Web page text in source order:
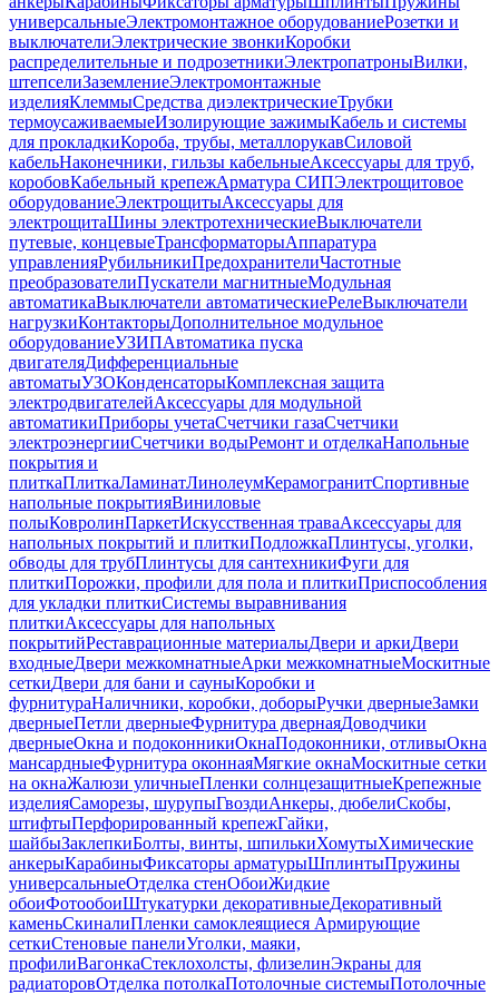
универсальныеЭлектромонтажное оборудованиеРозетки и
выключателиЭлектрические звонкиКоробки
распределительные и подрозетникиЭлектропатроныВилки,
штепселиЗаземлениеЭлектромонтажные
изделияКлеммыСредства диэлектрическиеТрубки
термоусаживаемыеИзолирующие зажимыКабель и системы
для прокладкиКороба, трубы, металлорукавСиловой
кабельНаконечники, гильзы кабельныеАксессуары для труб,
коробовКабельный крепежАрматура СИПЭлектрощитовое
оборудованиеЭлектрощитыАксессуары для
электрощитаШины электротехническиеВыключатели
путевые, концевыеТрансформаторыАппаратура
управленияРубильникиПредохранителиЧастотные
преобразователиПускатели магнитныеМодульная
автоматикаВыключатели автоматическиеРелеВыключатели
нагрузкиКонтакторыДополнительное модульное
оборудованиеУЗИПАвтоматика пуска
двигателяДифференциальные
автоматыУЗОКонденсаторыКомплексная защита
электродвигателейАксессуары для модульной
автоматикиПриборы учетаСчетчики газаСчетчики
электроэнергииСчетчики водыРемонт и отделкаНапольные
покрытия и
плиткаПлиткаЛаминатЛинолеумКерамогранитСпортивные
напольные покрытияВиниловые
полыКовролинПаркетИскусственная траваАксессуары для
напольных покрытий и плиткиПодложкаПлинтусы, уголки,
обводы для трубПлинтусы для сантехникиФуги для
плиткиПорожки, профили для пола и плиткиПриспособления
для укладки плиткиСистемы выравнивания
плиткиАксессуары для напольных
покрытийРеставрационные материалыДвери и аркиДвери
входныеДвери межкомнатныеАрки межкомнатныеМоскитные
сеткиДвери для бани и сауныКоробки и
фурнитураНаличники, коробки, доборыРучки дверныеЗамки
дверныеПетли дверныеФурнитура двернаяДоводчики
дверныеОкна и подоконникиОкнаПодоконники, отливыОкна
мансардныеФурнитура оконнаяМягкие окнаМоскитные сетки
на окнаЖалюзи уличныеПленки солнцезащитныеКрепежные
изделияСаморезы, шурупыГвоздиАнкеры, дюбелиСкобы,
штифтыПерфорированный крепежГайки,
шайбыЗаклепкиБолты, винты, шпилькиХомутыХимические
анкерыКарабиныФиксаторы арматурыШплинтыПружины
универсальныеОтделка стенОбоиЖидкие
обоиФотообоиШтукатурки декоративныеДекоративный
каменьСкиналиПленки самоклеящиеся Армирующие
сеткиСтеновые панелиУголки, маяки,
профилиВагонкаСтеклохолсты, флизелинЭкраны для
радиаторовОтделка потолкаПотолочные системыПотолочные